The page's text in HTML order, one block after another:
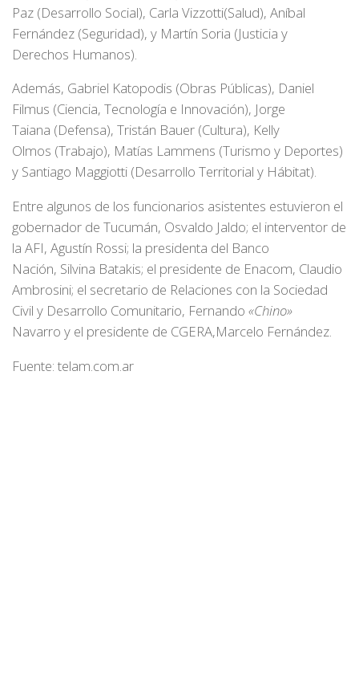
Paz (Desarrollo Social), Carla Vizzotti(Salud), Aníbal
Fernández (Seguridad), y Martín Soria (Justicia y
Derechos Humanos).
Además, Gabriel Katopodis (Obras Públicas), Daniel
Filmus (Ciencia, Tecnología e Innovación), Jorge
Taiana (Defensa), Tristán Bauer (Cultura), Kelly
Olmos (Trabajo), Matías Lammens (Turismo y Deportes)
y Santiago Maggiotti (Desarrollo Territorial y Hábitat).
Entre algunos de los funcionarios asistentes estuvieron el
gobernador de Tucumán, Osvaldo Jaldo; el interventor de
la AFI, Agustín Rossi; la presidenta del Banco
Nación, Silvina Batakis; el presidente de Enacom, Claudio
Ambrosini; el secretario de Relaciones con la Sociedad
Civil y Desarrollo Comunitario, Fernando «Chino»
Navarro y el presidente de CGERA,Marcelo Fernández.
Fuente: telam.com.ar